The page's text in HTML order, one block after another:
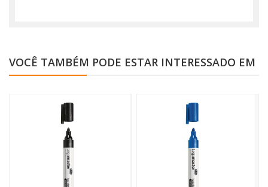
VOCÊ TAMBÉM PODE ESTAR INTERESSADO EM